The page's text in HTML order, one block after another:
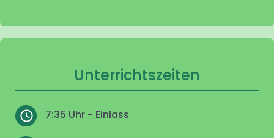
Unterrichtszeiten
7:35 Uhr - Einlass